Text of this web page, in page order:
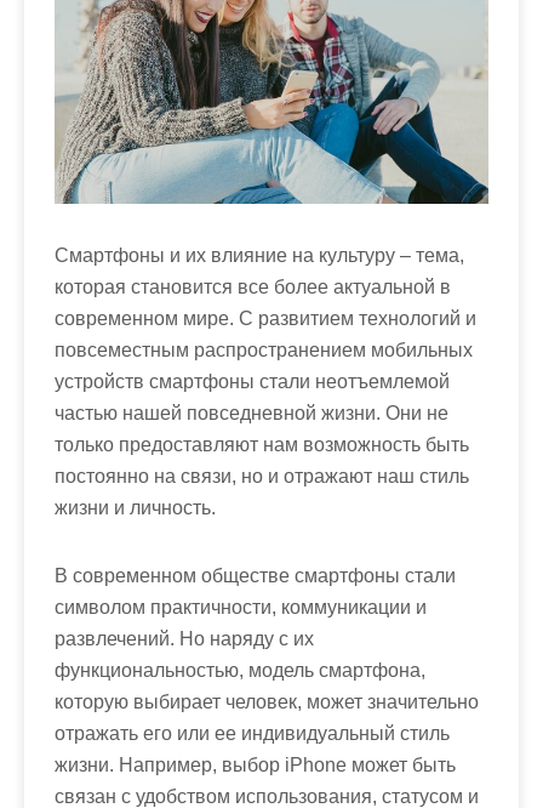
Смартфоны и их влияние на культуру – тема,
которая становится все более актуальной в
современном мире. С развитием технологий и
повсеместным распространением мобильных
устройств смартфоны стали неотъемлемой
частью нашей повседневной жизни. Они не
только предоставляют нам возможность быть
постоянно на связи, но и отражают наш стиль
жизни и личность.
В современном обществе смартфоны стали
символом практичности, коммуникации и
развлечений. Но наряду с их
функциональностью, модель смартфона,
которую выбирает человек, может значительно
отражать его или ее индивидуальный стиль
жизни. Например, выбор iPhone может быть
связан с удобством использования, статусом и